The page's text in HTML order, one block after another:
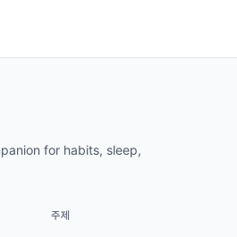
for habits, sleep,
주제